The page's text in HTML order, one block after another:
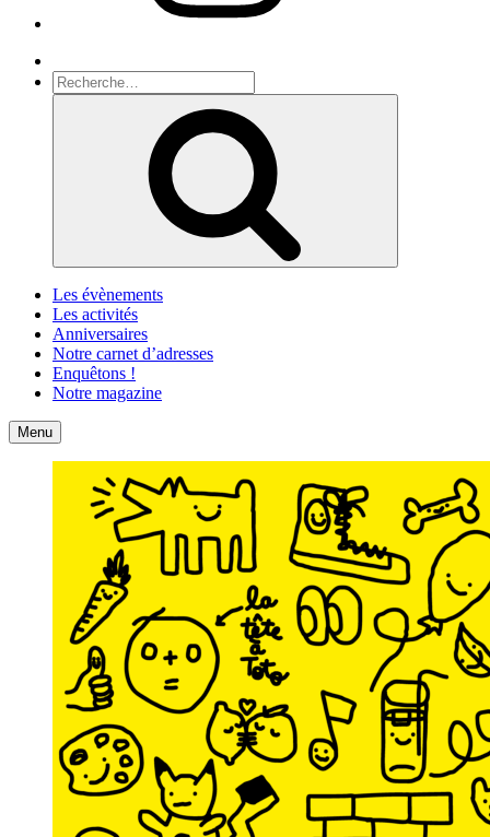
Recherche
pour
Les évènements
Les activités
Anniversaires
Notre carnet d’adresses
Enquêtons !
Notre magazine
Accueil
Menu Contact